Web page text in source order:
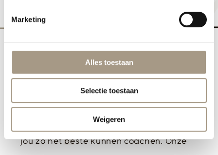
Marketing
Alles toestaan
Selectie toestaan
Weigeren
jou te halen. Daarom staan wij voor
persoonlijke betrokkenheid, omdat wij
jou zo het beste kunnen coachen. Onze
Onze